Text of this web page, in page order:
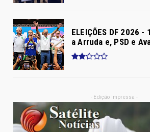
ELEIÇÕES DF 2026
a Arruda e, PSD e
- Edição Impressa -